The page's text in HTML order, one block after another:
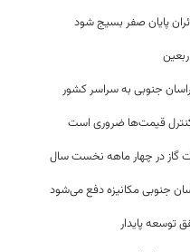
پایان صفر بسیج شود
قیمت‌ها ضروری است
جنوبی مکانیزه دفع می‌شود
توسعه پایدار